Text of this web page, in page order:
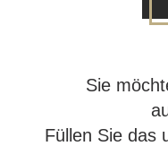
Sie
Füllen Sie das